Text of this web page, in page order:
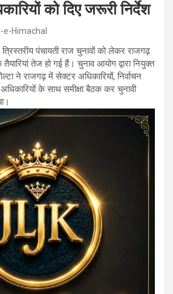
को दिए जरूरी निर्देश
Himachal
त्रिस्तरीय पंचायती राज चुनावों को लेकर राजगढ़
तेज हो गई हैं। चुनाव आयोग द्वारा नियुक्त
ने राजगढ़ में सेक्टर अधिकारियों, निर्वाचन
के साथ समीक्षा बैठक कर चुनावी